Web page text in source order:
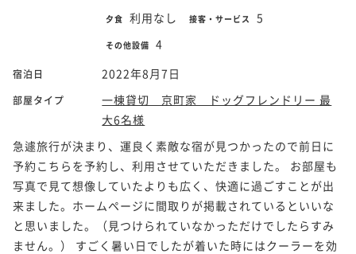
夕食 利用なし 接客・サービス 5
その他設備 4
宿泊日 2022年8月7日
部屋タイプ
一棟貸切 京町家 ドッグフレンドリー 最
大6名様
急遽旅行が決まり、運良く素敵な宿が見つかったので前日に
予約こちらを予約し、利用させていただきました。 お部屋も
写真で見て想像していたよりも広く、快適に過ごすことが出
来ました。ホームページに間取りが掲載されているといいな
と思いました。（見つけられていなかっただけでしたらすみ
ません。） すごく暑い日でしたが着いた時にはクーラーを効